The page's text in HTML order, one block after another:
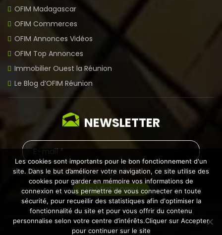
OFIM Madagascar
OFIM Commerces
OFIM Annonces Vidéos
OFIM Top Annonces
Immobilier Ouest la Réunion
Le Blog d’OFIM Réunion
NEWSLETTER
Les cookies sont importants pour le bon fonctionnement d'un
site. Dans le but d’améliorer votre navigation, ce site utilise des
cookies pour garder en mémoire vos informations de
connexion et vous permettre de vous connecter en toute
sécurité, pour recueillir des statistiques afin d'optimiser la
fonctionnalité du site et pour vous offrir du contenu
personnalise selon votre centre d’intérêts.Cliquer sur Accepter
pour continuer sur le site